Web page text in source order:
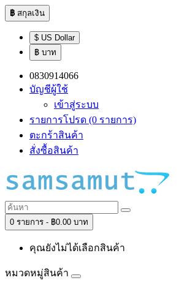
฿ สกุลเงิน
$ US Dollar
฿ บาท
0830914066
บัญชีผู้ใช้
เข้าสู่ระบบ
รายการโปรด (0 รายการ)
ตะกร้าสินค้า
สั่งซื้อสินค้า
0 รายการ - ฿0.00 บาท
คุณยังไม่ได้เลือกสินค้า
หมวดหมู่สินค้า